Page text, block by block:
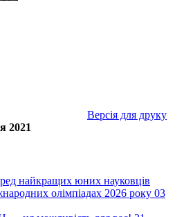
Версія для друку
2021
найкращих юних науковців
олімпіадах 2026 року 03